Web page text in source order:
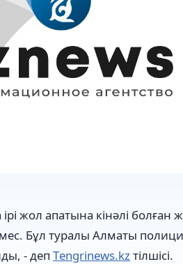
жол апатына кінәлі болған
Бұл туралы Алматы
- деп Тengrinews.kzтілшісі.